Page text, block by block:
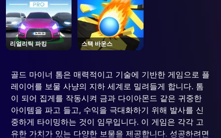
리얼리틱 파킹 스택 바운스
골드 마이너 톰은 매력적이고 기술에 기반한 게임으로 플
레이어를 보물 사냥의 지하 세계로 밀려들게 합니다. 톰
이 되어 집게를 작동시켜 금과 다이아몬드 같은 귀중한
아이템을 파고 들고, 수익을 극대화하기 위해 발사를 신
중하게 타이밍하는 것이 임무입니다. 이 게임은 각각 고
유한 가치가 있는 다양한 보물을 제공합니다. 성공하려면